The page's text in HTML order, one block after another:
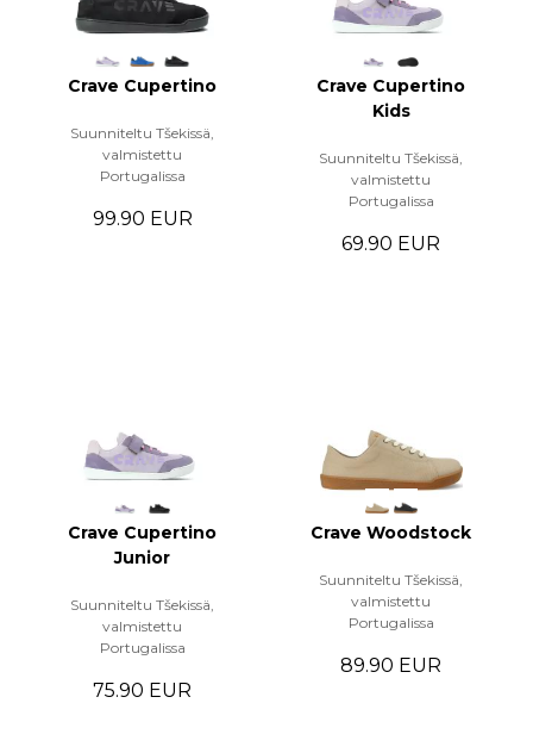
Crave Cupertino
Suunniteltu Tšekissä,
valmistettu
Portugalissa
99.90 EUR
Crave Cupertino
Kids
Suunniteltu Tšekissä,
valmistettu
Portugalissa
69.90 EUR
Crave Cupertino
Junior
Suunniteltu Tšekissä,
valmistettu
Portugalissa
75.90 EUR
Crave Woodstock
Suunniteltu Tšekissä,
valmistettu
Portugalissa
89.90 EUR